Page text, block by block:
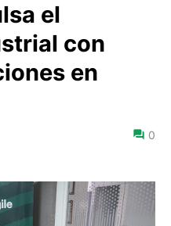
el
con
en
0